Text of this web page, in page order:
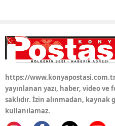
https://
yayınlanan yazı, haber, video
saklıdır. İzin alınmadan,
kullanılamaz.